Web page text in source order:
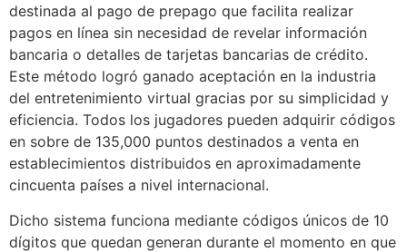
destinada al pago de prepago que facilita realizar
pagos en línea sin necesidad de revelar información
bancaria o detalles de tarjetas bancarias de crédito.
Este método logró ganado aceptación en la industria
del entretenimiento virtual gracias por su simplicidad y
eficiencia. Todos los jugadores pueden adquirir códigos
en sobre de 135,000 puntos destinados a venta en
establecimientos distribuidos en aproximadamente
cincuenta países a nivel internacional.
Dicho sistema funciona mediante códigos únicos de 10
dígitos que quedan generan durante el momento en que